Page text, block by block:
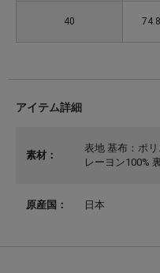
40
アイテム詳細
素材：
表地 基布：ポ
レーヨン100%
原産国： 日本